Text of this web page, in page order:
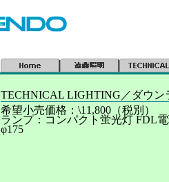
TECHNICAL LIGHTING／ダウ
希望小売価格：\11,800（税別）
ランプ：コンパクト蛍光灯 FDL
φ175